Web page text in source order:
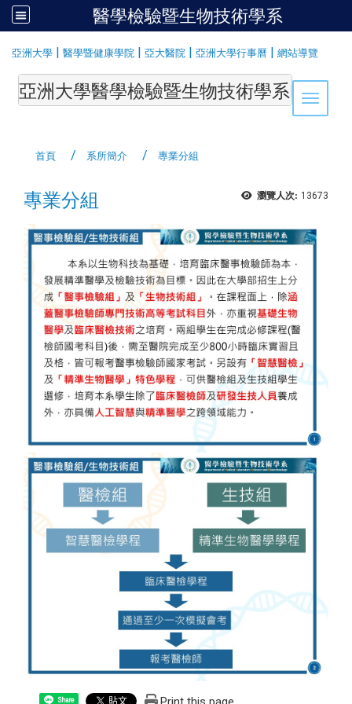
醫學檢驗暨生物技術學系
亞洲大學 | 醫學暨健康學院 | 亞大醫院 | 亞洲大學行事曆 | 網站導覽
Toggle
亞洲大學醫學檢驗暨生物技術學系
首頁 系所簡介 專業分組
瀏覽人次: 13673
專業分組
Share